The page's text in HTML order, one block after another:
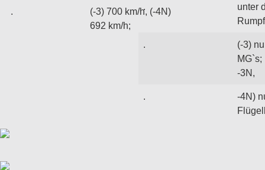
(-3) 700 km/h, (-4N)
692 km/h;
unter
Rumpf
(-3)
MG`s;
-3N,
-4N)